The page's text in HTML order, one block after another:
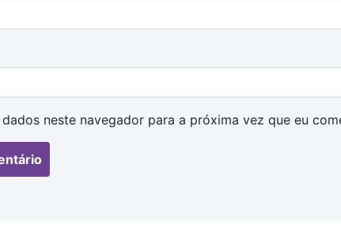
dados neste navegador para a próxima vez que eu